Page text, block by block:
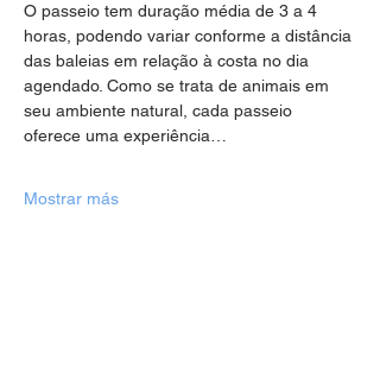
O passeio tem duração média de 3 a 4
horas, podendo variar conforme a distância
das baleias em relação à costa no dia
agendado. Como se trata de animais em
seu ambiente natural, cada passeio
oferece uma experiência…
Mostrar más